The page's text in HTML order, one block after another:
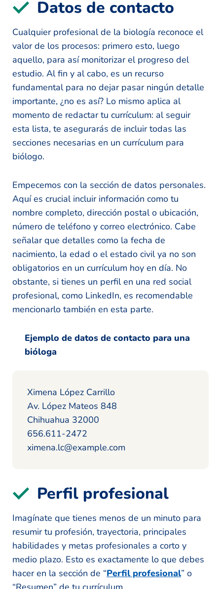
Datos de contacto
Cualquier profesional de la biología reconoce el
valor de los procesos: primero esto, luego
aquello, para así monitorizar el progreso del
estudio. Al fin y al cabo, es un recurso
fundamental para no dejar pasar ningún detalle
importante, ¿no es así? Lo mismo aplica al
momento de redactar tu currículum: al seguir
esta lista, te asegurarás de incluir todas las
secciones necesarias en un currículum para
biólogo.
Empecemos con la sección de datos personales.
Aquí es crucial incluir información como tu
nombre completo, dirección postal o ubicación,
número de teléfono y correo electrónico. Cabe
señalar que detalles como la fecha de
nacimiento, la edad o el estado civil ya no son
obligatorios en un currículum hoy en día. No
obstante, si tienes un perfil en una red social
profesional, como LinkedIn, es recomendable
mencionarlo también en esta parte.
Ejemplo de datos de contacto para una
bióloga
Ximena López Carrillo
Av. López Mateos 848
Chihuahua 32000
656.611-2472
ximena.lc@example.com
Perfil profesional
Imagínate que tienes menos de un minuto para
resumir tu profesión, trayectoria, principales
habilidades y metas profesionales a corto y
medio plazo. Esto es exactamente lo que debes
hacer en la sección de “Perfil profesional” o